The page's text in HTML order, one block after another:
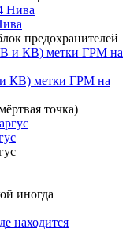
предохранителей
КВ) метки ГРМ на
точка)
—
иногда